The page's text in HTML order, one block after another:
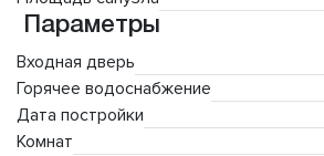
Параметры
Входная дверь
Горячее водоснабжение
Дата постройки
Комнат